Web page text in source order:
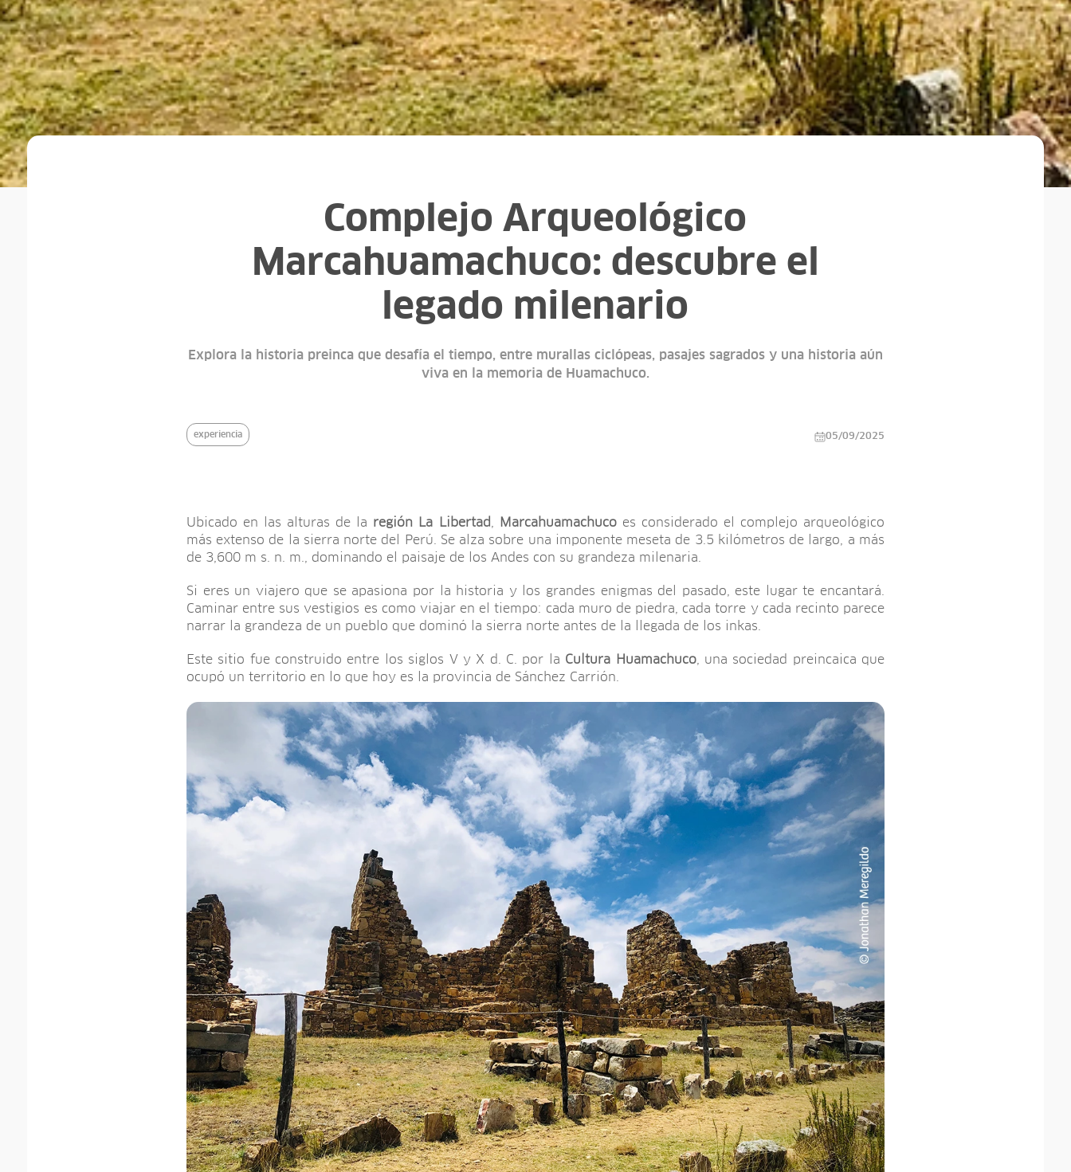
Complejo Arqueológico
Marcahuamachuco: descubre el
legado milenario
Explora la historia preinca que desafía el tiempo, entre murallas ciclópeas, pasajes sagrados y una historia aún
viva en la memoria de Huamachuco.
experiencia 05/09/2025
Ubicado en las alturas de la región La Libertad Marcahuamachucoes considerado el complejo arqueológico
más extenso de la sierra norte del Perú. Se alza sobre una imponente meseta de 3.5 kilómetros de largo, a más
de 3,600 m s. n. m., dominando el paisaje de los Andes con su grandeza milenaria.
Si eres un viajero que se apasiona por la historia y los grandes enigmas del pasado, este lugar te encantará.
Caminar entre sus vestigios es como viajar en el tiempo: cada muro de piedra, cada torre y cada recinto parece
narrar la grandeza de un pueblo que dominó la sierra norte antes de la llegada de los inkas.
Este sitio fue construido entre los siglos V y X d. C. por la Cultura Huamachuco, una sociedad preincaica que
ocupó un territorio en lo que hoy es la provincia de Sánchez Carrión.